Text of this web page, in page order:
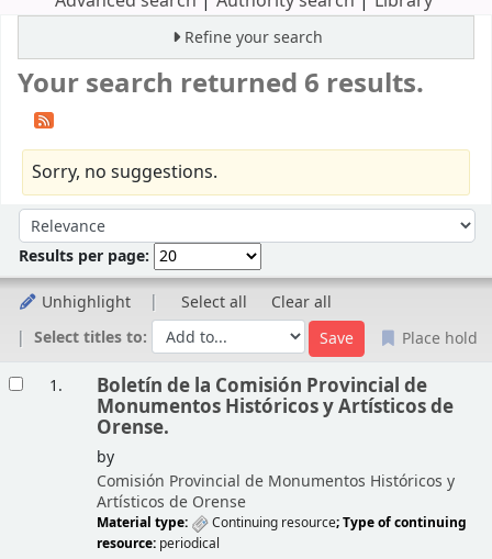
Refine your search
Your search returned 6 results.
Sorry, no suggestions.
Sort by:
Results per page:
Unhighlight Select all
Clear all
Select titles to:
Place hold
1. Boletín de la Comisión Provincial de
Monumentos Históricos y Artísticos de
Orense.
by
Comisión Provincial de Monumentos Históricos y
Artísticos de Orense
Material type: Continuing resource; Type of continuing
resource: periodical